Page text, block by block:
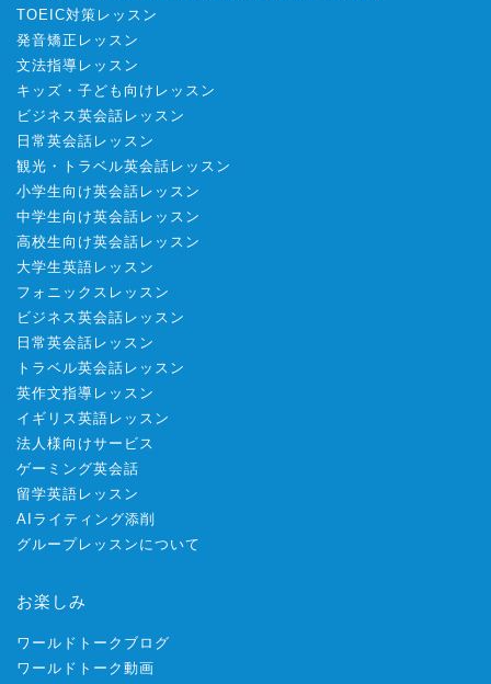
TOEIC対策レッスン
発音矯正レッスン
文法指導レッスン
キッズ・子ども向けレッスン
ビジネス英会話レッスン
日常英会話レッスン
観光・トラベル英会話レッスン
小学生向け英会話レッスン
中学生向け英会話レッスン
高校生向け英会話レッスン
大学生英語レッスン
フォニックスレッスン
ビジネス英会話レッスン
日常英会話レッスン
トラベル英会話レッスン
英作文指導レッスン
イギリス英語レッスン
法人様向けサービス
ゲーミング英会話
留学英語レッスン
AIライティング添削
グループレッスンについて
お楽しみ
ワールドトークブログ
ワールドトーク動画